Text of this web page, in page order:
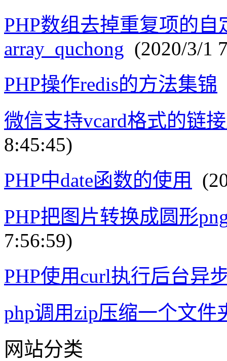
PHP数组去掉重复项的自
array_quchong (2020/3/1
PHP操作redis的方法集锦
微信支持vcard格式的链
8:45:45)
PHP中date函数的使用
PHP把图片转换成圆形
7:56:59)
PHP使用curl执行后台异
php调用zip压缩一个文件
网站分类